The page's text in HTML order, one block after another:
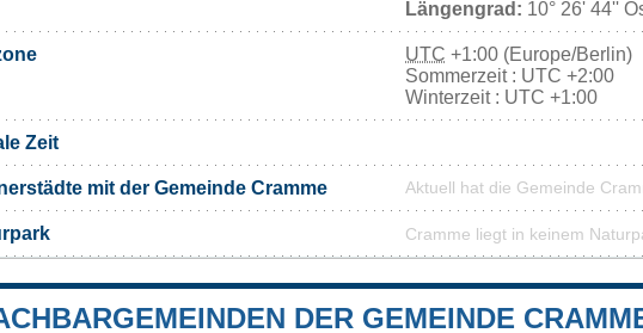
Längengrad: 10° 26' 44''
UTC +1:00 (Europe/Berlin)
Sommerzeit : UTC +2:00
Winterzeit : UTC +1:00
Zeit
mit der Gemeinde Cramme Aktuell hat die Gemeinde
Cramme liegt in keinem
DER GEMEINDE